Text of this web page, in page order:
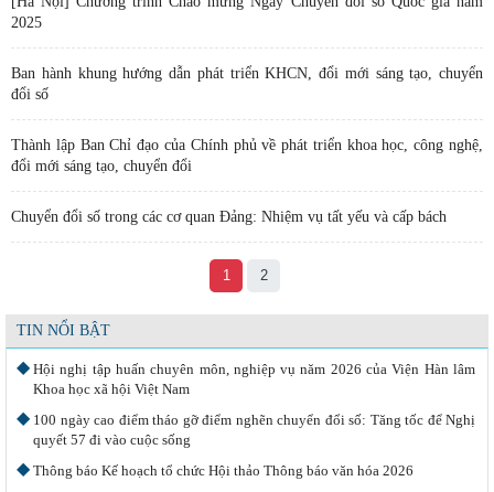
2025
Ban hành khung hướng dẫn phát triển KHCN, đổi mới sáng tạo, chuyển
đổi số
Thành lập Ban Chỉ đạo của Chính phủ về phát triển khoa học, công nghệ,
đổi mới sáng tạo, chuyển đổi
Chuyển đổi số trong các cơ quan Đảng: Nhiệm vụ tất yếu và cấp bách
1 2
TIN NỔI BẬT
Hội nghị tập huấn chuyên môn, nghiệp vụ năm 2026 của Viện Hàn lâm
Khoa học xã hội Việt Nam
100 ngày cao điểm tháo gỡ điểm nghẽn chuyển đổi số: Tăng tốc để Nghị
quyết 57 đi vào cuộc sống
Thông báo Kế hoạch tổ chức Hội thảo Thông báo văn hóa 2026